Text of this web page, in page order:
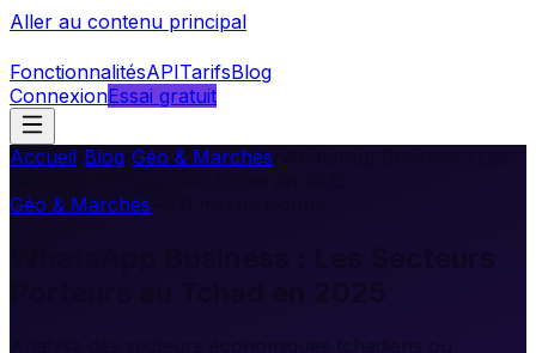
Aller au contenu principal
FonctionnalitésAPITarifsBlog
ConnexionEssai gratuit
Accueil Blog Géo & Marchés
Géo & Marchés